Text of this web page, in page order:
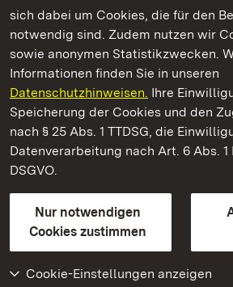
sich dabei um Cookies, die für den
notwendig sind. Zudem nutzen wir
sowie anonymen Statistikzwecken.
Informationen finden Sie in unseren
Datenschutzhinweisen. Ihre
Speicherung der Cookies und den
nach § 25 Abs. 1 TTDSG, die
Datenverarbeitung nach Art. 6 Abs. 1
DSGVO.
Nur notwendigen
Cookies zustimmen
Cookie-Einstellungen anzeigen
Schloss Bruchsal
Staatliche Schlösser und Gärten
Kontakt
GebärdenspracheLeichte Sprache
Erklärung zur Barrierefreiheit
BITV-konform (geprüfte Seiten)
Weiteres